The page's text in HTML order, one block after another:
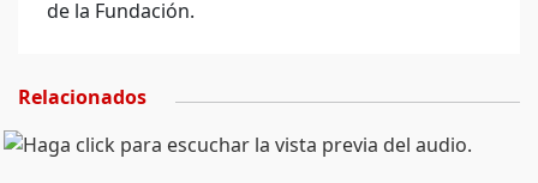
de la Fundación.
Relacionados